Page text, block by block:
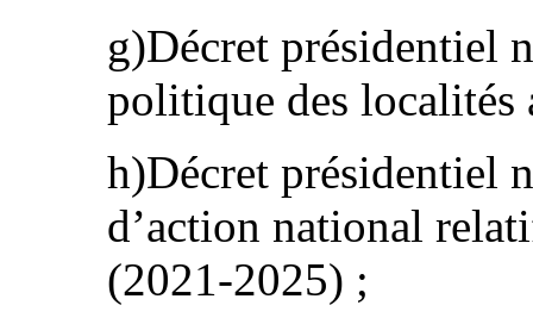
g)Décret présidentiel
politique des localités
h)Décret présidentiel
d’action national
(2021-2025) ;